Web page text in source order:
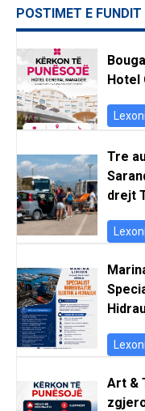
POSTIMET E FUNDIT
Hotel
Tre
drejt
Art &